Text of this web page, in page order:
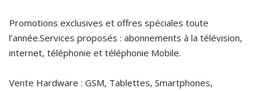
Promotions exclusives et offres spéciales toute
l’année.Services proposés : abonnements à la télévision,
internet, téléphonie et téléphonie Mobile.
Vente Hardware : GSM, Tablettes, Smartphones,